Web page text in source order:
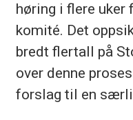
høring i flere uker
komité. Det
bredt flertall på
over denne
forslag til en